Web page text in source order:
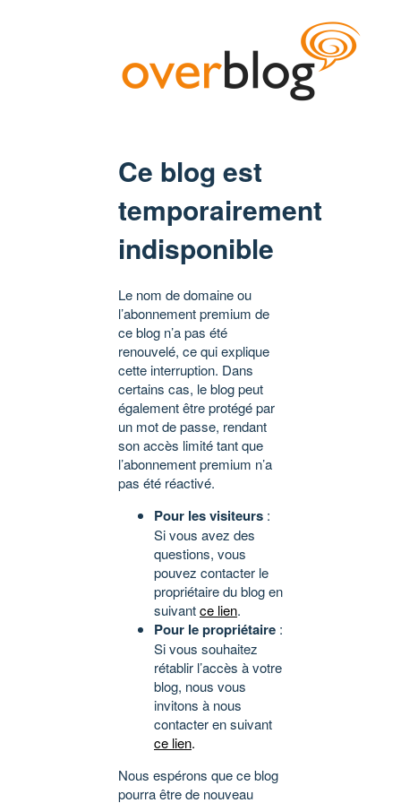
Ce blog est
temporairement
indisponible
Le nom de domaine ou
l’abonnement premium de
ce blog n’a pas été
renouvelé, ce qui explique
cette interruption. Dans
certains cas, le blog peut
également être protégé par
un mot de passe, rendant
son accès limité tant que
l’abonnement premium n’a
pas été réactivé.
Pour les visiteurs :
Si vous avez des
questions, vous
pouvez contacter le
propriétaire du blog en
suivantce lien.
Pour le propriétaire :
Si vous souhaitez
rétablir l’accès à votre
blog, nous vous
invitons à nous
contacter en suivant
ce lien.
Nous espérons que ce blog
pourra être de nouveau